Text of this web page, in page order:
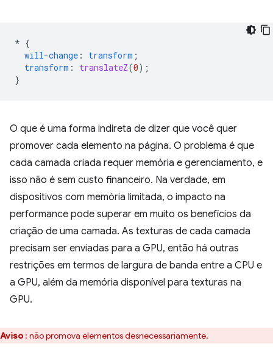
* {
will-change : transform ;
transform : translateZ(0);
}
O que é uma forma indireta de dizer que você quer
promover cada elemento na página. O problema é que
cada camada criada requer memória e gerenciamento, e
isso não é sem custo financeiro. Na verdade, em
dispositivos com memória limitada, o impacto na
performance pode superar em muito os benefícios da
criação de uma camada. As texturas de cada camada
precisam ser enviadas para a GPU, então há outras
restrições em termos de largura de banda entre a CPU e
a GPU, além da memória disponível para texturas na
GPU.
Aviso : não promova elementos desnecessariamente.